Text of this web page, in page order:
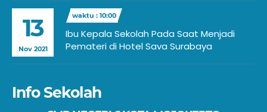
13
Nov 2021
waktu : 10:00
Ibu Kepala Sekolah Pada Saat Menjadi
Pemateri di Hotel Sava Surabaya
Info Sekolah